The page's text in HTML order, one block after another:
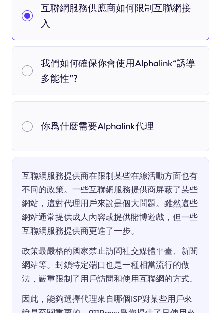
互聯網服務供應商如何限制互聯網接
入
我們如何確保你會使用Alphalink“誘導
多能性”?
你爲什麼需要Alphalink代理
互聯網服務提供商在限制某些在線活動方面也有
不同的政策。一些互聯網服務提供商屏蔽了某些
網站，這對代理用戶來說是個大問題。雖然這些
網站通常提供成人內容或提供賭博遊戲，但一些
互聯網服務提供商更進了一步。
政策最嚴格的國家禁止訪問社交媒體平臺、新聞
網站等。封鎖特定端口也是一種相當流行的做
法，嚴重限制了用戶訪問和使用互聯網的方式。
因此，能夠選擇代理來自哪個ISP對某些用戶來